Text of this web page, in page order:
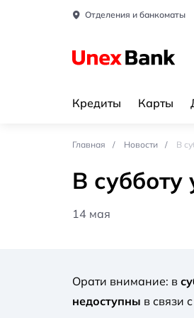
Отделения и банкоматы
Кредиты Карты
Главная Новости В
В субботу
14 мая
Орати внимание: в
недоступны в связи